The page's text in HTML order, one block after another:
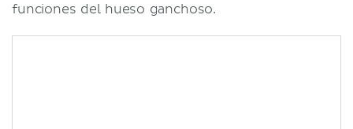
funciones del hueso ganchoso.